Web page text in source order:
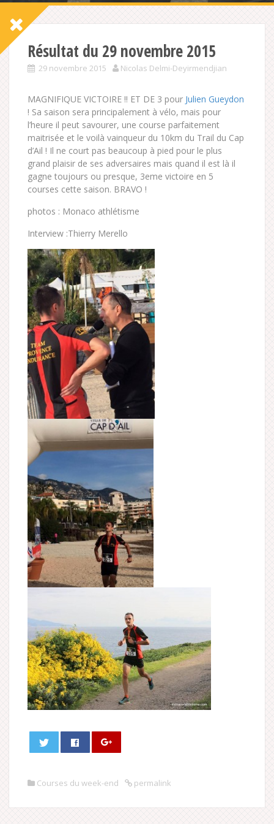
Résultat du 29 novembre 2015
29 novembre 2015 Nicolas Delmi-Deyirmendjian
MAGNIFIQUE VICTOIRE !! ET DE 3 pour Julien Gueydon
! Sa saison sera principalement à vélo, mais pour
l’heure il peut savourer, une course parfaitement
maitrisée et le voilà vainqueur du 10km du Trail du Cap
d’Ail ! Il ne court pas beaucoup à pied pour le plus
grand plaisir de ses adversaires mais quand il est là il
gagne toujours ou presque, 3eme victoire en 5
courses cette saison. BRAVO !
photos : Monaco athlétisme
Interview :Thierry Merello
Courses du week-end permalink